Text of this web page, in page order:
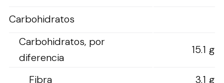
Carbohidratos
Carbohidratos, por
diferencia
15.1 g
Fibra
3.1 g